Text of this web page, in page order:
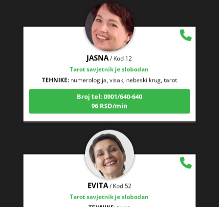
JASNA / Kod 12
Tarot savjetnik je slobodan
numerologija, visak, nebeski krug, tarot
Broj tel: 0901/640-640
96 RSD/min
EVITA/ Kod 52
Tarot savjetnik je slobodan
TEHNIKE:tarot